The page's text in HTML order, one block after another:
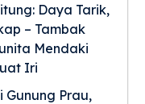
Daya Tarik,
– Tambak
Mendaki
Iri
Prau,